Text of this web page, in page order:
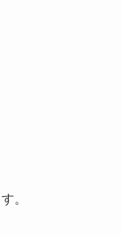
。